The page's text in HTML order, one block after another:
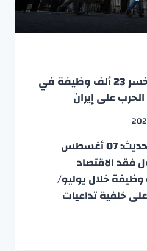
الاقتصاد الأمريكي يخسر 23 ألف وظيفة في
على إيران
07 أغسطس 2026•تحديث: 07 أغسطس
فقد الاقتصاد
نحو 23 ألف وظيفة خلال يوليو/
خلفية تداعيات